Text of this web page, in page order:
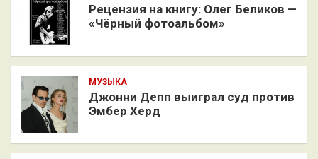
Рецензия на книгу: Олег Беликов —
«Чёрный фотоальбом»
МУЗЫКА
Джонни Депп выиграл суд против
Эмбер Херд